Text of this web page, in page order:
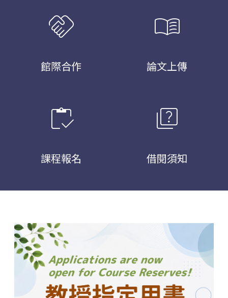
handshake
館際合作
menu_book
論文上傳
inventory
課程報名
quiz
借閱須知